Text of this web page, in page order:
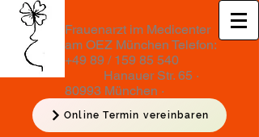
Frauenarzt im Medicenter
am OEZ München Telefon:
+49 89 / 159 85 540
Hanauer Str. 65 ·
80993 München ·
Online Termin vereinbaren